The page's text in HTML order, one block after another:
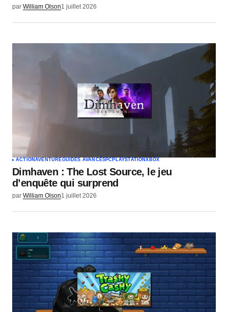
par William Olson1 juillet 2026
ACTIONAVENTUREGUIDES AVANCÉS PC PLAYSTATIONXBOX
Dimhaven : The Lost Source, le jeu
d’enquête qui surprend
par William Olson1 juillet 2026